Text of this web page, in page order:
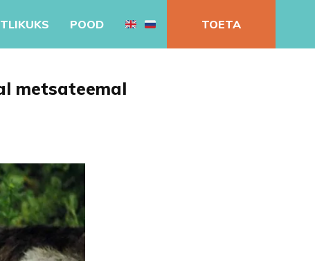
POOD TOETA
metsateemal